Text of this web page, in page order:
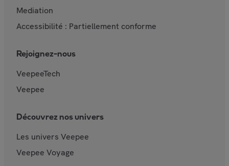
Mediation
Accessibilité : Partiellement conforme
Rejoignez-nous
VeepeeTech
Veepee
Découvrez nos univers
Les univers Veepee
Veepee Voyage